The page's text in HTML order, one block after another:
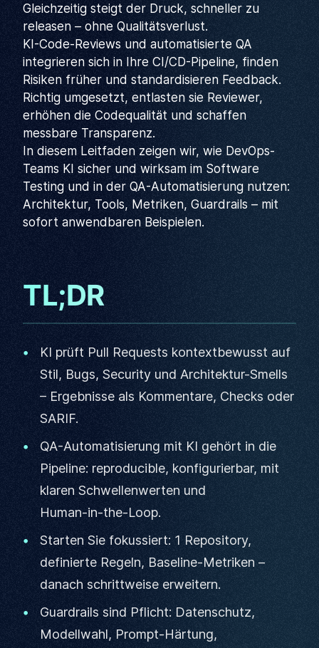
Gleichzeitig steigt der Druck, schneller zu
releasen – ohne Qualitätsverlust.
KI-Code-Reviews und automatisierte QA
integrieren sich in Ihre CI/CD-Pipeline, finden
Risiken früher und standardisieren Feedback.
Richtig umgesetzt, entlasten sie Reviewer,
erhöhen die Codequalität und schaffen
messbare Transparenz.
In diesem Leitfaden zeigen wir, wie DevOps-
Teams KI sicher und wirksam im Software
Testing und in der QA-Automatisierung nutzen:
Architektur, Tools, Metriken, Guardrails – mit
sofort anwendbaren Beispielen.
TL;DR
KI prüft Pull Requests kontextbewusst auf
Stil, Bugs, Security und Architektur-Smells
– Ergebnisse als Kommentare, Checks oder
SARIF.
QA-Automatisierung mit KI gehört in die
Pipeline: reproducible, konfigurierbar, mit
klaren Schwellenwerten und
Human‑in‑the‑Loop.
Starten Sie fokussiert: 1 Repository,
definierte Regeln, Baseline-Metriken –
danach schrittweise erweitern.
Guardrails sind Pflicht: Datenschutz,
Modellwahl, Prompt-Härtung,